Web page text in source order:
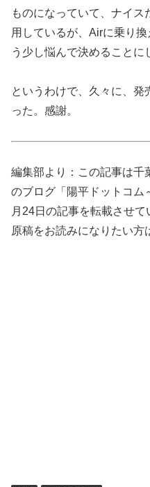
ものになっていて、ナイ
用しているが、Airに乗り
う少し悩んで決めることに
というわけで、久々に、
った。感謝。
編集部より：この記事は千
のブログ「陽平ドットコム
月24日の記事を転載させ
原稿をお読みになりたい方